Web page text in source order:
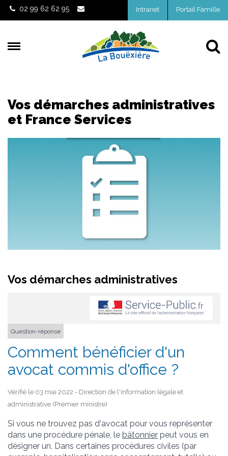
Gestion des traceurs
02 99 62 62 95 Intranet Portail Famille
Vos démarches administratives
et France Services
Vos démarches administratives
Question-réponse
Comment bénéficier d'un
avocat commis d'office ?
Vérifié le 03 mai 2022 - Direction de l'information légale et
administrative (Premier ministre)
Si vous ne trouvez pas d'avocat pour vous représenter
dans une procédure pénale, le bâtonnier peut vous en
désigner un. Dans certaines procédures civiles (par